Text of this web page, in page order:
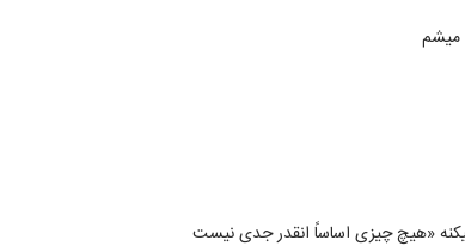
میشم
«هیچ چیزی اساساً انقدر جدی نیست